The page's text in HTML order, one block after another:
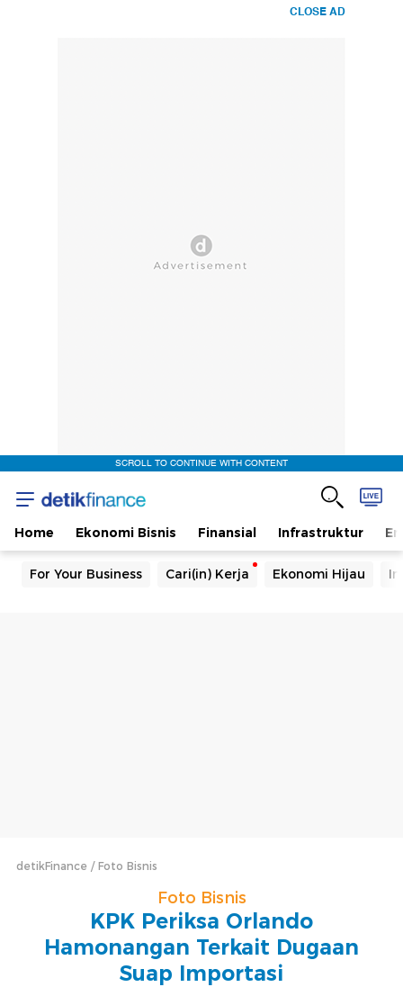
CLOSE AD
SCROLL TO CONTINUE WITH CONTENT
Home Ekonomi Bisnis Finansial Infrastruktur
For Your Business Cari(in) Kerja Ekonomi Hijau
detikFinance Foto Bisnis
Foto Bisnis
KPK Periksa Orlando
Hamonangan Terkait Dugaan
Suap Importasi